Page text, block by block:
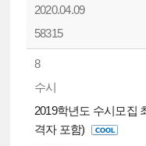
2020.04.09
58315
8
수시
2019학년도 수시모집
격자 포함)